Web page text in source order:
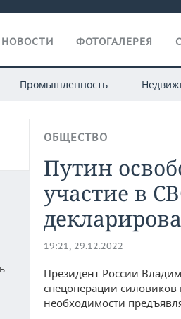
НОВОСТИ ФОТОГАЛЕРЕЯ
Промышленность
ОБЩЕСТВО
Путин
участие в
19:21, 29.12.2022
Президент России
спецоперации
необходимости